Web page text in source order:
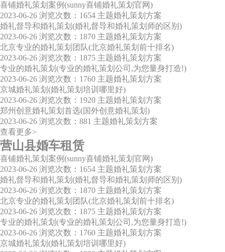
喜铺婚礼策划案例(sunny喜铺婚礼策划官网)
2023-06-26 浏览次数：1654 主题婚礼策划方案
婚礼督导和婚礼策划(婚礼督导和婚礼策划师的区别)
2023-06-26 浏览次数：1870 主题婚礼策划方案
北京专业的婚礼策划团队(北京婚礼策划前十排名)
2023-06-26 浏览次数：1875 主题婚礼策划方案
专业的婚礼策划(专业的婚礼策划公司,为您量身打造!)
2023-06-26 浏览次数：1760 主题婚礼策划方案
京城婚礼策划(婚礼策划培训哪里好)
2023-06-26 浏览次数：1920 主题婚礼策划方案
郑州创意婚礼策划首选(国外创意婚礼策划)
2023-06-26 浏览次数：881 主题婚礼策划方案
查看更多>
营山县婚车租赁
喜铺婚礼策划案例(sunny喜铺婚礼策划官网)
2023-06-26 浏览次数：1654 主题婚礼策划方案
婚礼督导和婚礼策划(婚礼督导和婚礼策划师的区别)
2023-06-26 浏览次数：1870 主题婚礼策划方案
北京专业的婚礼策划团队(北京婚礼策划前十排名)
2023-06-26 浏览次数：1875 主题婚礼策划方案
专业的婚礼策划(专业的婚礼策划公司,为您量身打造!)
2023-06-26 浏览次数：1760 主题婚礼策划方案
京城婚礼策划(婚礼策划培训哪里好)